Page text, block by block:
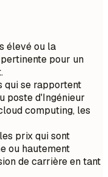
élevé ou la
pour un
qui se rapportent
poste d'Ingénieur
computing, les
prix qui sont
ou hautement
de carrière en tant